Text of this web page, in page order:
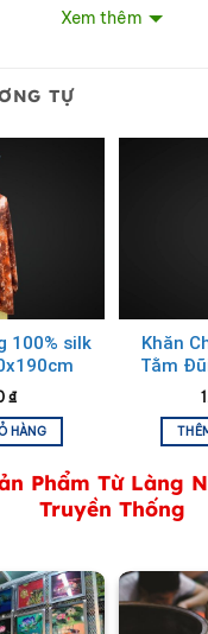
lụa trơn thêu sen nâu
Xem thêm
TỰ
100% silk
nâu đất
₫
HÀNG
Khăn
Tằm
Màu
Phẩm Từ Làng
Truyền Thống